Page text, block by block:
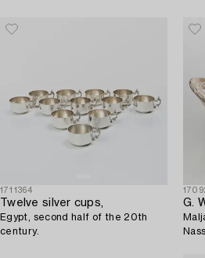
1711364
Twelve silver cups,
Egypt, second half of the 20th
century.
G.